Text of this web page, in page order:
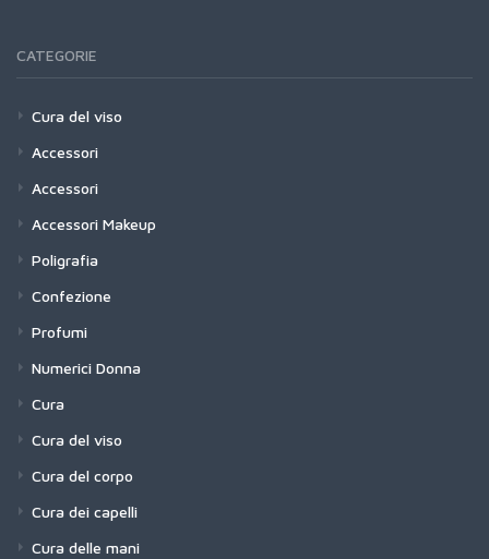
CATEGORIE
Cura del viso
Accessori
Accessori
Accessori Makeup
Poligrafia
Confezione
Profumi
Numerici Donna
Cura
Cura del viso
Cura del corpo
Cura dei capelli
Cura delle mani